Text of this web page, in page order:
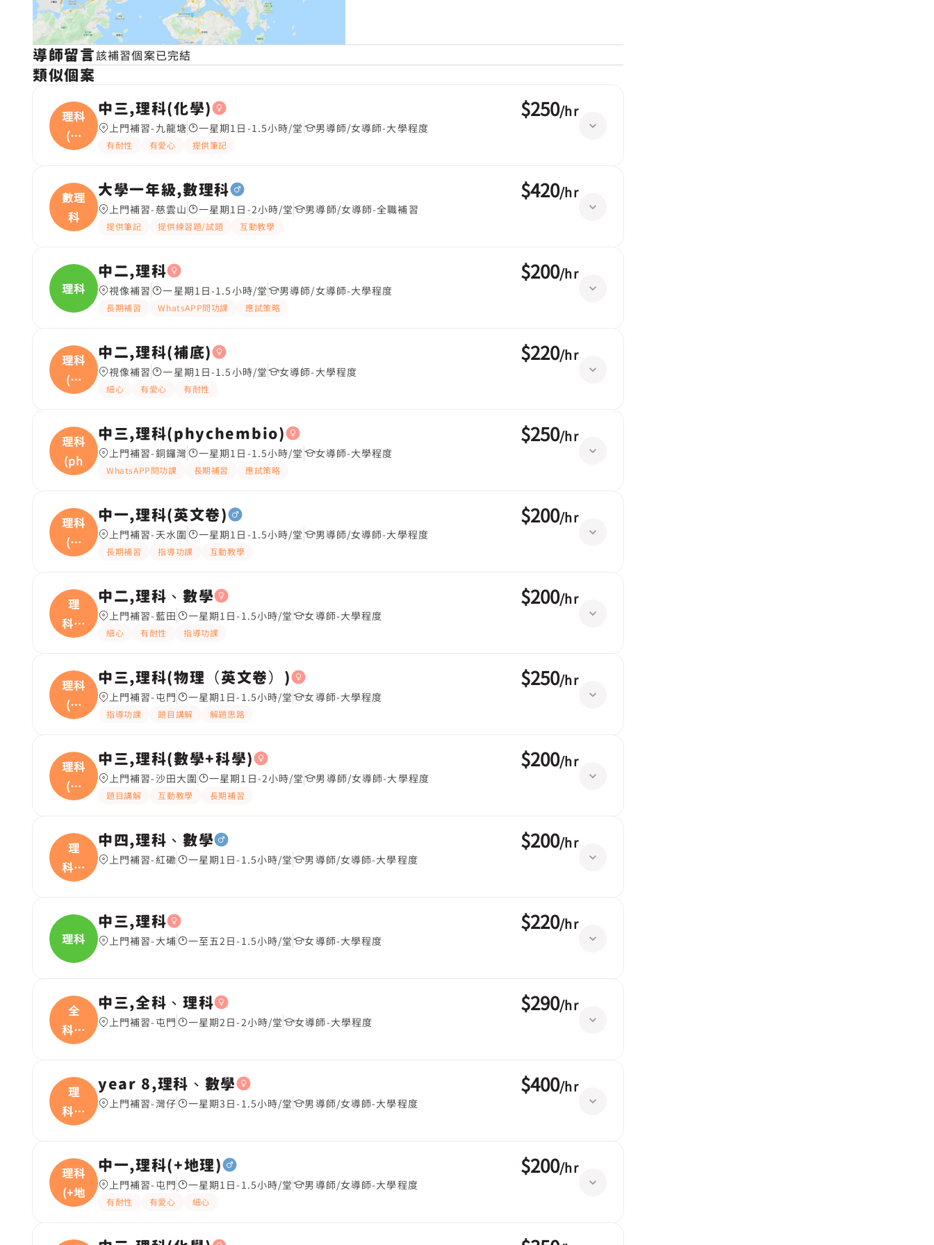
導師留言該補習個案已完結
類似個案
理科
(化
學
中三,理科(化學)
上門補習-九龍塘 一星期1日-1.5小時/堂 男導師/女導師-大學程度
有耐性 有愛心 提供筆記
$250/hr
數理
科
大學一年級,數理科
上門補習-慈雲山 一星期1日-2小時/堂 男導師/女導師-全職補習
提供筆記 提供練習題/試題 互動教學
$420/hr
理科
中二,理科
視像補習 一星期1日-1.5小時/堂 男導師/女導師-大學程度
長期補習 WhatsAPP問功課 應試策略
$200/hr
理科
(補
底
中二,理科(補底)
視像補習 一星期1日-1.5小時/堂 女導師-大學程度
細心 有愛心 有耐性
$220/hr
理科
(ph
中三,理科(phychembio)
上門補習-銅鑼灣 一星期1日-1.5小時/堂 女導師-大學程度
WhatsAPP問功課 長期補習 應試策略
$250/hr
理科
(英
文
中一,理科(英文卷)
上門補習-天水圍 一星期1日-1.5小時/堂 男導師/女導師-大學程度
長期補習 指導功課 互動教學
$200/hr
理
科、
數學
中二,理科、數學
上門補習-藍田 一星期1日-1.5小時/堂 女導師-大學程度
細心 有耐性 指導功課
$200/hr
理科
(物
理
中三,理科(物理（英文卷）)
上門補習-屯門 一星期1日-1.5小時/堂 女導師-大學程度
指導功課 題目講解 解題思路
$250/hr
理科
(數
學
中三,理科(數學+科學)
上門補習-沙田大圍 一星期1日-2小時/堂 男導師/女導師-大學程度
題目講解 互動教學 長期補習
$200/hr
理
科、
數學
中四,理科、數學
上門補習-紅磡 一星期1日-1.5小時/堂 男導師/女導師-大學程度
$200/hr
理科
中三,理科
上門補習-大埔 一至五2日-1.5小時/堂 女導師-大學程度
$220/hr
全
科、
理科
中三,全科、理科
上門補習-屯門 一星期2日-2小時/堂 女導師-大學程度
$290/hr
理
科、
數學
year 8,理科、數學
上門補習-灣仔 一星期3日-1.5小時/堂 男導師/女導師-大學程度
$400/hr
理科
(+地
中一,理科(+地理)
上門補習-屯門 一星期1日-1.5小時/堂 男導師/女導師-大學程度
有耐性 有愛心 細心
$200/hr